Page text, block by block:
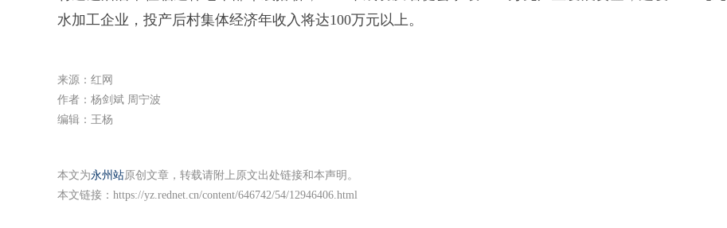
水加工企业，投产后村集体经济年收入将达100万元以上。
来源：红网
作者：杨剑斌 周宁波
编辑：王杨
本文为永州站原创文章，转载请附上原文出处链接和本声明。
本文链接： https://yz.rednet.cn/content/646742/54/12946406.html